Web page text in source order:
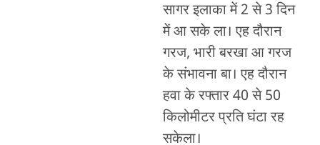
सागर इलाका में 2 से 3 दिन
में आ सके ला। एह दौरान
गरज, भारी बरखा आ गरज
के संभावना बा। एह दौरान
हवा के रफ्तार 40 से 50
किलोमीटर प्रति घंटा रह
सकेला।